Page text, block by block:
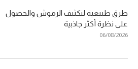
طرق طبيعية لتكثيف الرموش والحصول
على نظرة أكثر جاذبية
06/08/2026